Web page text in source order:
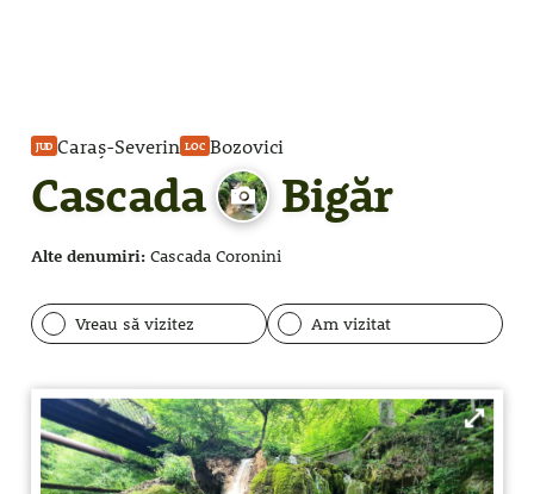
JUD Caraș-Severin LOC Bozovici
Cascada Bigăr
Alte denumiri: Cascada Coronini
Vreau să vizitez Am vizitat